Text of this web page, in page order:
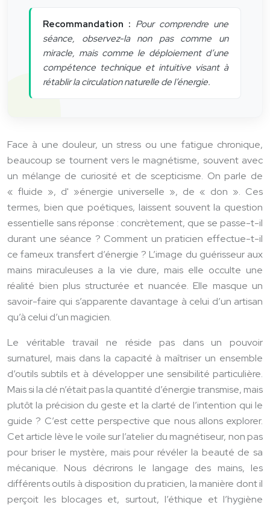
Recommandation : Pour comprendre une
séance, observez-la non pas comme un
miracle, mais comme le déploiement d’une
compétence technique et intuitive visant à
rétablir la circulation naturelle de l’énergie.
Face à une douleur, un stress ou une fatigue chronique,
beaucoup se tournent vers le magnétisme, souvent avec
un mélange de curiosité et de scepticisme. On parle de
« fluide », d' »énergie universelle », de « don ». Ces
termes, bien que poétiques, laissent souvent la question
essentielle sans réponse : concrètement, que se passe-t-il
durant une séance ? Comment un praticien effectue-t-il
ce fameux transfert d’énergie ? L’image du guérisseur aux
mains miraculeuses a la vie dure, mais elle occulte une
réalité bien plus structurée et nuancée. Elle masque un
savoir-faire qui s’apparente davantage à celui d’un artisan
qu’à celui d’un magicien.
Le véritable travail ne réside pas dans un pouvoir
surnaturel, mais dans la capacité à maîtriser un ensemble
d’outils subtils et à développer une sensibilité particulière.
Mais si la clé n’était pas la quantité d’énergie transmise, mais
plutôt la précision du geste et la clarté de l’intention qui le
guide ? C’est cette perspective que nous allons explorer.
Cet article lève le voile sur l’atelier du magnétiseur, non pas
pour briser le mystère, mais pour révéler la beauté de sa
mécanique. Nous décrirons le langage des mains, les
différents outils à disposition du praticien, la manière dont il
perçoit les blocages et, surtout, l’éthique et l’hygiène